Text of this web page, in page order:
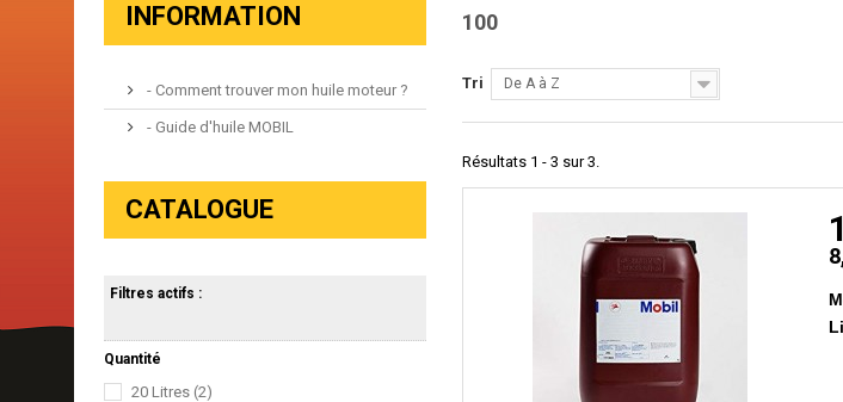
INFORMATION
- Comment trouver mon huile moteur ?
- Guide d'huile MOBIL
CATALOGUE
Filtres actifs :
Quantité
20 Litres (2)
100
Tri De A à Z
Résultats 1 - 3 sur 3.